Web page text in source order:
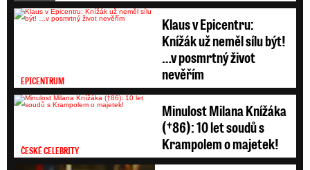
EPICENTRUM
Klaus v Epicentru:
Knížák už neměl sílu být!
…v posmrtný život
nevěřím
ČESKÉ CELEBRITY
Minulost Milana Knížáka
(†86): 10 let soudů s
Krampolem o majetek!